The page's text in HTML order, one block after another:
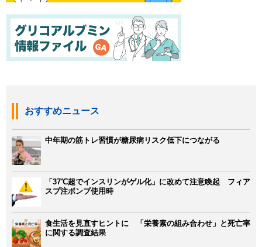
おすすめニュース
中年期の筋トレ習慣が糖尿病リスク低下につながる
「37℃超でインスリンがゲル化」に改めて注意喚起 フィア
スプ注ポンプ使用時
食生活を見直すヒントに 「栄養素の組み合わせ」と死亡率
に関する調査結果